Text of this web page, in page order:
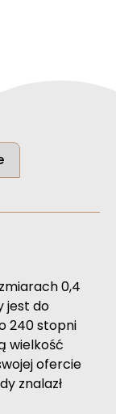
0,4
jest do
240 stopni
wielkość
ofercie
znalazł